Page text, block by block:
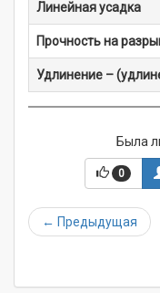
Линейная усадка
Прочность на
Удлинение –
Была
0
← Предыдущая